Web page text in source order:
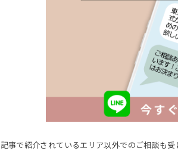
記事で紹介されているエリア以外でのご相談も